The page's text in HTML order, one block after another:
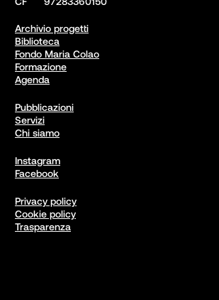
Archivio progetti
Biblioteca
Fondo Maria Colao
Formazione
Agenda
Pubblicazioni
Servizi
Chi siamo
Instagram
Facebook
Privacy policy
Cookie policy
Trasparenza